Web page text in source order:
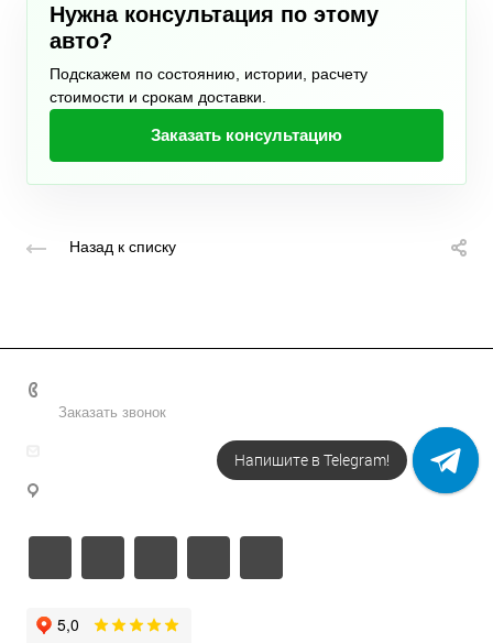
Нужна консультация по этому
авто?
Подскажем по состоянию, истории, расчету
стоимости и срокам доставки.
Заказать консультацию
Назад к списку
Заказать звонок
info@metodsmirnova.ru Напишите в Telegram!